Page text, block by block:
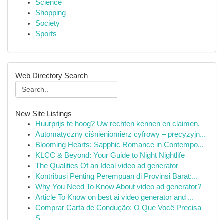
Science
Shopping
Society
Sports
Web Directory Search
New Site Listings
Huurprijs te hoog? Uw rechten kennen en claimen.
Automatyczny ciśnieniomierz cyfrowy – precyzyjn...
Blooming Hearts: Sapphic Romance in Contempo...
KLCC & Beyond: Your Guide to Night Nightlife
The Qualities Of an Ideal video ad generator
Kontribusi Penting Perempuan di Provinsi Barat:...
Why You Need To Know About video ad generator?
Article To Know on best ai video generator and ...
Comprar Carta de Condução: O Que Você Precisa